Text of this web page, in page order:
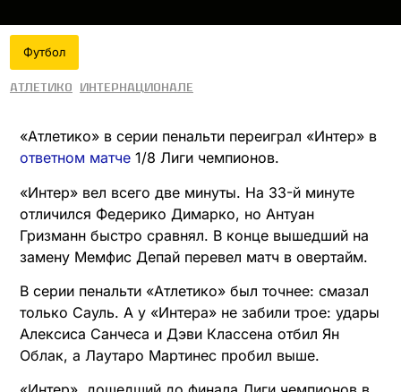
Футбол
Атлетико Интернационале
«Атлетико» в серии пенальти переиграл «Интер» в
ответном матче 1/8 Лиги чемпионов.
«Интер» вел всего две минуты. На 33-й минуте
отличился Федерико Димарко, но Антуан
Гризманн быстро сравнял. В конце вышедший на
замену Мемфис Депай перевел матч в овертайм.
В серии пенальти «Атлетико» был точнее: смазал
только Сауль. А у «Интера» не забили трое: удары
Алексиса Санчеса и Дэви Классена отбил Ян
Облак, а Лаутаро Мартинес пробил выше.